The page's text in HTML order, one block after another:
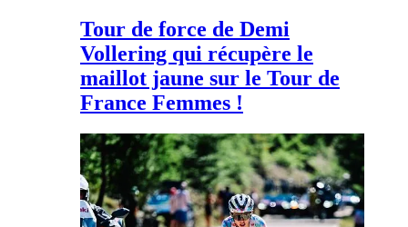
Tour de force de Demi
Vollering qui récupère le
maillot jaune sur le Tour de
France Femmes !